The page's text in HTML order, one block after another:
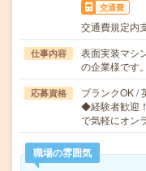
交通費
交通費規定内
仕事内容
表面実装マシ
の企業様です
応募資格
ブランクOK /
◆経験者歓迎
で気軽にオン
職場の雰囲気